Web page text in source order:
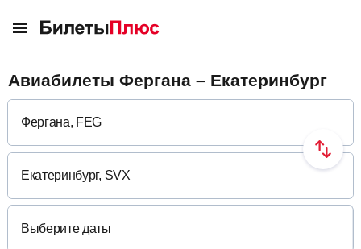
Авиабилеты Фергана – Екатеринбург
Выберите даты